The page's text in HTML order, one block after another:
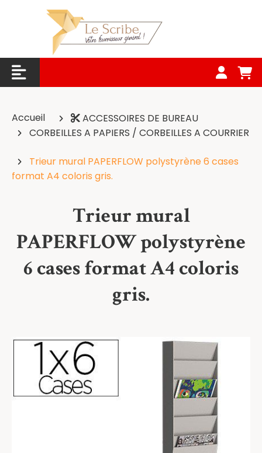
Accueil
ACCESSOIRES DE BUREAU
CORBEILLES A PAPIERS / CORBEILLES A COURRIER
Trieur mural PAPERFLOW polystyrène 6 cases
format A4 coloris gris.
Trieur mural
PAPERFLOW polystyrène
6 cases format A4 coloris
gris.